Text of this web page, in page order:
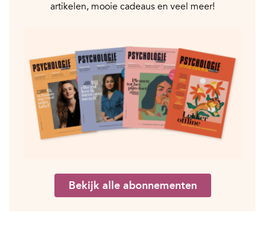
artikelen, mooie cadeaus en veel meer!
Bekijk alle abonnementen